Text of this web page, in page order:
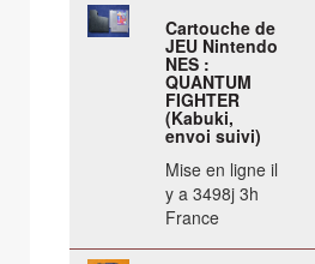
Cartouche de
JEU Nintendo
NES :
QUANTUM
FIGHTER
(Kabuki,
envoi suivi)
Mise en ligne il
y a 3498j 3h
France